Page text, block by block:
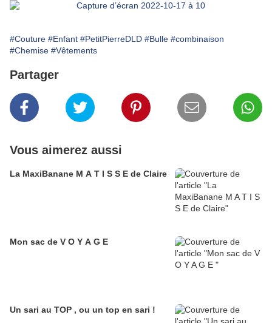
#Couture #Enfant #PetitPierreDLD #Bulle #combinaison
#Chemise #Vêtements
Partager
Vous aimerez aussi
La MaxiBanane M A T I S S E de Claire
Mon sac de V O Y A G E
Un sari au TOP , ou un top en sari !